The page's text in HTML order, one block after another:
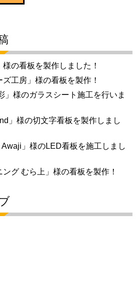
の看板を製作しました！
工房」様の看板を製作！
」様のガラスシート施工を行いま
」様の切文字看板を製作しまし
」様のLED看板を施工しまし
グ むら上」様の看板を製作！